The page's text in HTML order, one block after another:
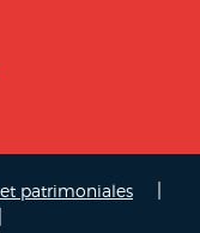
patrimoniales